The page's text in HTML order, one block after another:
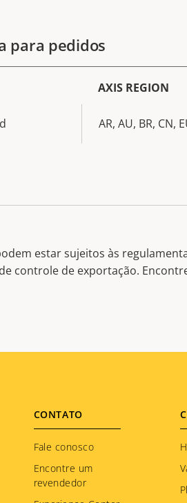
para pedidos
AXIS REGION
AR, AU, BR, CN,
estar sujeitos às
controle de exportação.
CONTATO
Fale conosco
Encontre um
revendedor